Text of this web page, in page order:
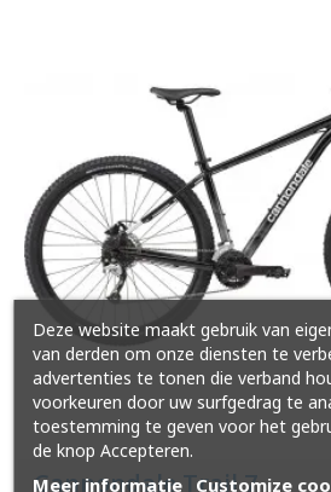
Cannondale Trail 7
Deze website maakt gebruik van
van derden om onze diensten te
advertenties te tonen die verband
voorkeuren door uw surfgedrag te
toestemming te geven voor het
de knop Accepteren.
Meer informatie Customize